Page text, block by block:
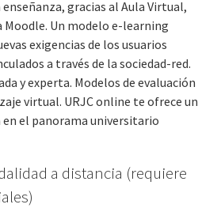
gracias al Aula Virtual,
Moodle. Un modelo e-learning
exigencias de los usuarios
a través de la sociedad-red.
y experta. Modelos de evaluación
virtual. URJC online te ofrece un
el panorama universitario
a distancia (requiere